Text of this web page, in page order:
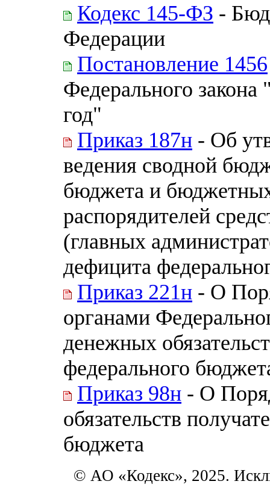
Кодекс 145-ФЗ -
Федерации
Постановление 1456
Федерального
год"
Приказ 187н - Об
ведения сводной
бюджета и
распорядителей
(главных
дефицита
Приказ 221н - О
органами
денежных
федерального
Приказ 98н - О
обязательств
бюджета
© АО «Кодекс», 2025.